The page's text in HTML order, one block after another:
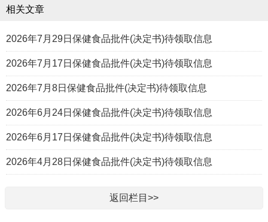
相关文章
2026年7月29日保健食品批件(决定书)待领取信息
2026年7月17日保健食品批件(决定书)待领取信息
2026年7月8日保健食品批件(决定书)待领取信息
2026年6月24日保健食品批件(决定书)待领取信息
2026年6月17日保健食品批件(决定书)待领取信息
2026年4月28日保健食品批件(决定书)待领取信息
返回栏目>>